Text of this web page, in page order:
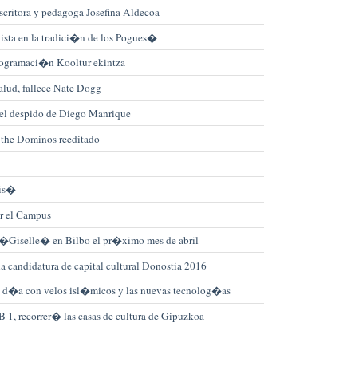
y pedagoga Josefina Aldecoa
en la tradici�n de los Pogues�
Kooltur ekintza
fallece Nate Dogg
despido de Diego Manrique
Dominos reeditado
Campus
en Bilbo el pr�ximo mes de abril
de capital cultural Donostia 2016
con velos isl�micos y las nuevas tecnolog�as
recorrer� las casas de cultura de Gipuzkoa